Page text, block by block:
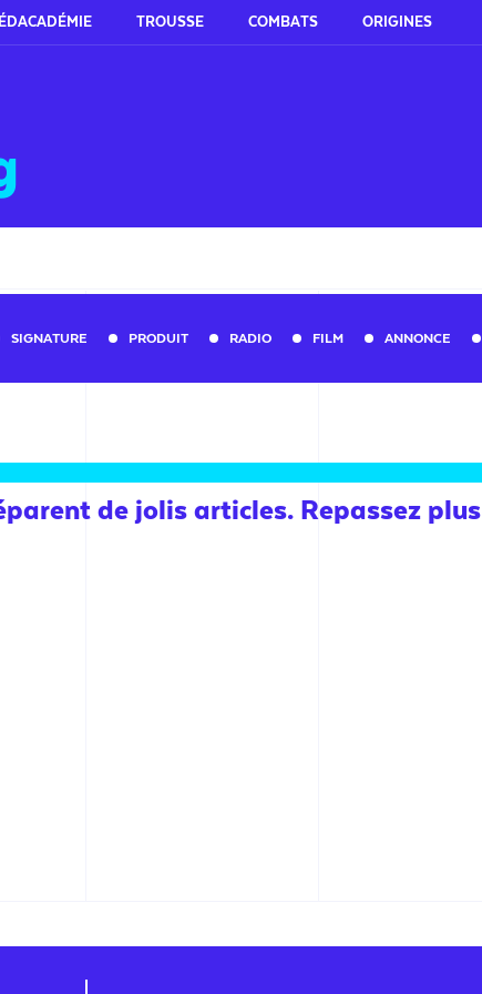
TROUSSE COMBATS ORIGINES
SIGNATURE PRODUIT RADIO FILM ANNONCE
de jolis articles. Repassez plus